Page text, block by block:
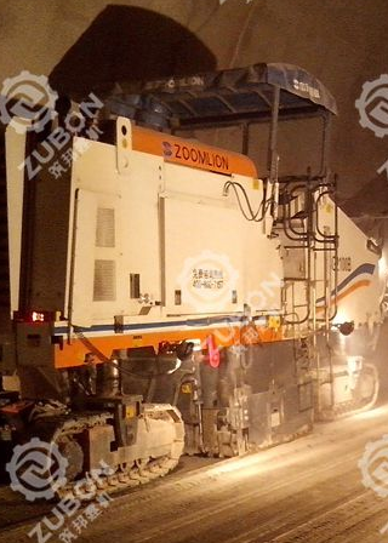
首页 > >> 成交案例>> 山西中南部铁路通道